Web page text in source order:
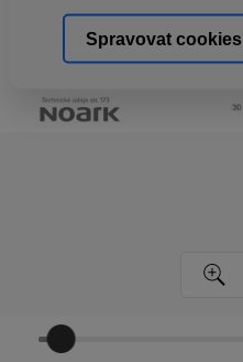
Spravovat cookies